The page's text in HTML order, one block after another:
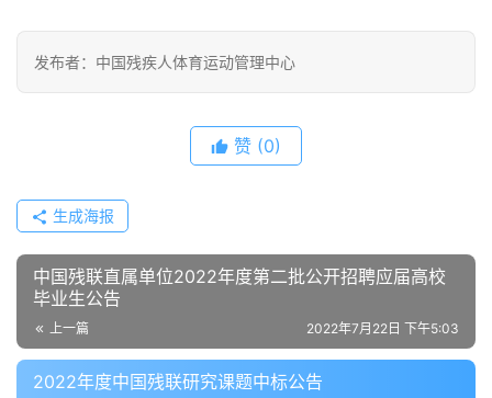
发布者：中国残疾人体育运动管理中心
赞 (0)
生成海报
中国残联直属单位2022年度第二批公开招聘应届高校
毕业生公告
上一篇 2022年7月22日 下午5:03
2022年度中国残联研究课题中标公告